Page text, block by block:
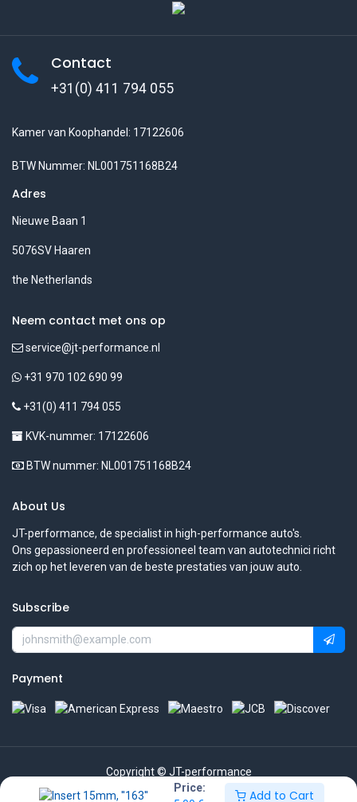
Price:
Add to Cart
Contact
+31(0) 411 794 055
Kamer van Koophandel: 17122606
BTW Nummer: NL001751168B24
Adres
Nieuwe Baan 1
5076SV Haaren
the Netherlands
Neem contact met ons op
service@jt-performance.nl
+31 970 102 690 99
+31(0) 411 794 055
KVK-nummer: 17122606
BTW nummer: NL001751168B24
About Us
JT-performance, de specialist in high-performance auto's.
Ons gepassioneerd en professioneel team van autotechnici richt
zich op het leveren van de beste prestaties van jouw auto.
Subscribe
Payment
Copyright © JT-performance